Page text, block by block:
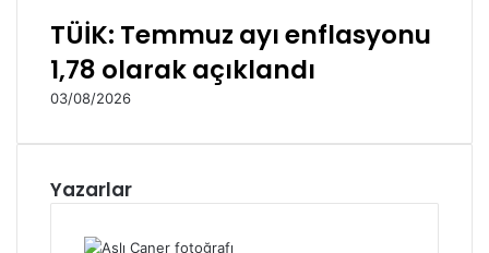
TÜİK: Temmuz ayı enflasyonu
1,78 olarak açıklandı
03/08/2026
Yazarlar